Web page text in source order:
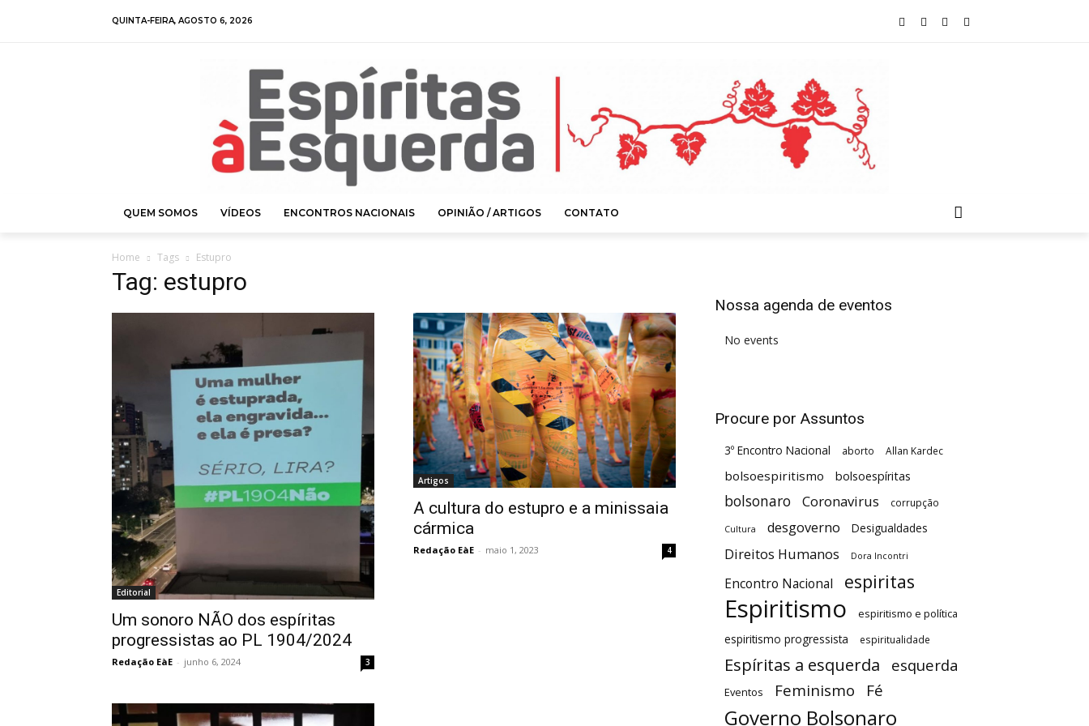
QUINTA-FEIRA, AGOSTO 6, 2026
QUEM SOMOS VÍDEOS ENCONTROS NACIONAIS OPINIÃO / ARTIGOS CONTATO
Home Tags Estupro
Tag: estupro
Editorial
Um sonoro NÃO dos espíritas
progressistas ao PL 1904/2024
Redação EàE - junho 6, 2024 3
Artigos
A cultura do estupro e a minissaia
cármica
Redação EàE - maio 1, 2023 4
Nossa agenda de eventos
No events
Procure por Assuntos
3º Encontro Nacional aborto Allan Kardec
bolsoespiritismo bolsoespíritas
bolsonaro Coronavirus corrupção
Cultura desgoverno Desigualdades
Direitos Humanos Dora Incontri
Encontro Nacional espiritas
Espiritismo espiritismo e política
espiritismo progressista espiritualidade
Espíritas a esquerda esquerda
Eventos Feminismo Fé
Governo Bolsonaro